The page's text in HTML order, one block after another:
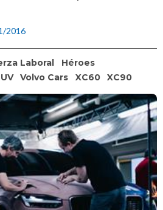
2016
Laboral
Héroes
Volvo Cars XC60 XC90